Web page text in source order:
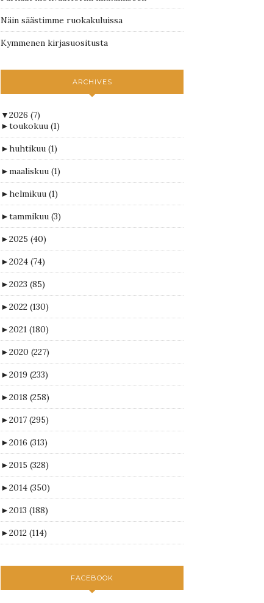
Näin säästimme ruokakuluissa
Kymmenen kirjasuositusta
ARCHIVES
▼2026 (7)
►toukokuu (1)
►huhtikuu (1)
►maaliskuu (1)
►helmikuu (1)
►tammikuu (3)
►2025 (40)
►2024 (74)
►2023 (85)
►2022 (130)
►2021 (180)
►2020 (227)
►2019 (233)
►2018 (258)
►2017 (295)
►2016 (313)
►2015 (328)
►2014 (350)
►2013 (188)
►2012 (114)
FACEBOOK